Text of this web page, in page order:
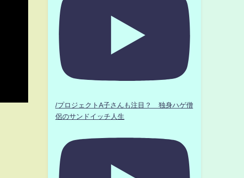
/プロジェクトA子さんも注目？ 独身ハゲ僧
侶のサンドイッチ人生